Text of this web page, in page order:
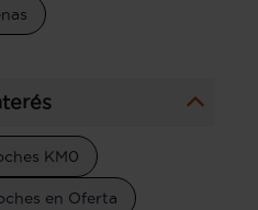
KM0
en Oferta